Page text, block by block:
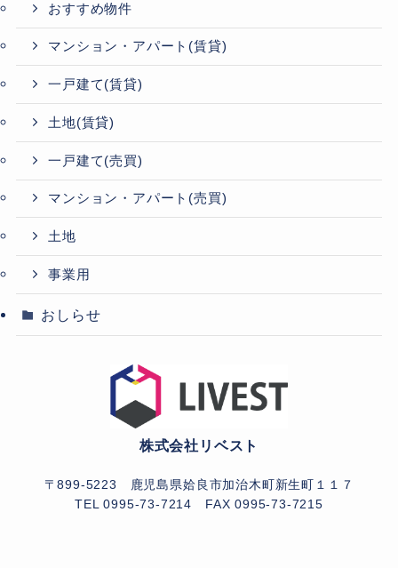
おすすめ物件
マンション・アパート(賃貸)
一戸建て(賃貸)
土地(賃貸)
一戸建て(売買)
マンション・アパート(売買)
土地
事業用
おしらせ
株式会社リベスト
〒899-5223 鹿児島県姶良市加治木町新生町１１７
TEL 0995-73-7214 FAX 0995-73-7215